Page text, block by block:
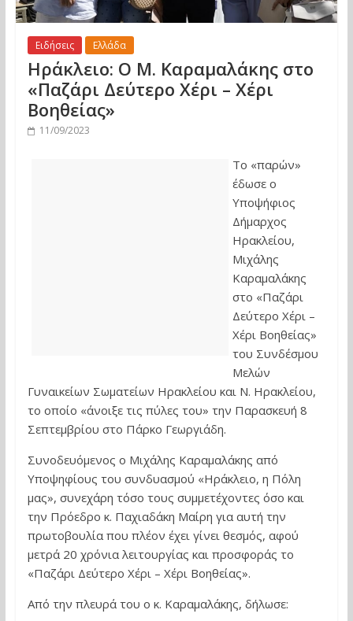
Ειδήσεις Ελλάδα
Ηράκλειο: Ο Μ. Καραμαλάκης στο
«Παζάρι Δεύτερο Χέρι – Χέρι
Βοηθείας»
11/09/2023
Το «παρών»
έδωσε ο
Υποψήφιος
Δήμαρχος
Ηρακλείου,
Μιχάλης
Καραμαλάκης
στο «Παζάρι
Δεύτερο Χέρι –
Χέρι Βοηθείας»
του Συνδέσμου
Μελών
Γυναικείων Σωματείων Ηρακλείου και Ν. Ηρακλείου,
το οποίο «άνοιξε τις πύλες του» την Παρασκευή 8
Σεπτεμβρίου στο Πάρκο Γεωργιάδη.
Συνοδευόμενος ο Μιχάλης Καραμαλάκης από
Υποψηφίους του συνδυασμού «Ηράκλειο, η Πόλη
μας», συνεχάρη τόσο τους συμμετέχοντες όσο και
την Πρόεδρο κ. Παχιαδάκη Μαίρη για αυτή την
πρωτοβουλία που πλέον έχει γίνει θεσμός, αφού
μετρά 20 χρόνια λειτουργίας και προσφοράς το
«Παζάρι Δεύτερο Χέρι – Χέρι Βοηθείας».
Από την πλευρά του ο κ. Καραμαλάκης, δήλωσε: